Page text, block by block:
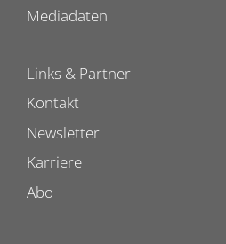
Mediadaten
Links & Partner
Kontakt
Newsletter
Karriere
Abo